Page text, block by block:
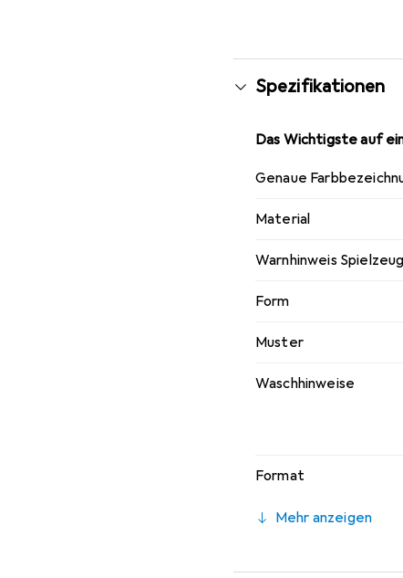
Spezifikationen
Das Wichtigste auf
Genaue
Material
Warnhinweis Spielzeug
Form
Muster
Waschhinweise
Format
Mehr anzeigen